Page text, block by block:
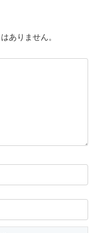
ありません。